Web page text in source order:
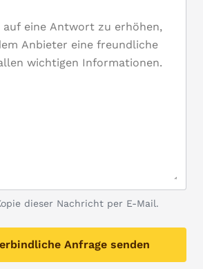
dieser Nachricht per E-Mail.
Anfrage senden